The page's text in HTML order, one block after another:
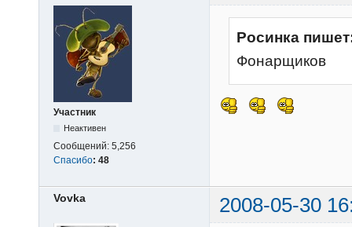
Участник
Неактивен
Сообщений: 5,256
Спасибо: 48
Росинка
Фонарщиков
Vovka 2008-05-30